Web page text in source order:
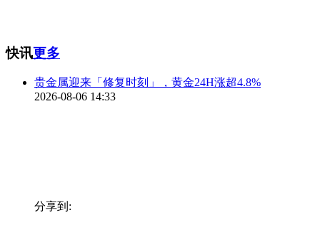
快讯更多
贵金属迎来「修复时刻」，黄金24H涨超4.8%
2026-08-06 14:33
分享到: